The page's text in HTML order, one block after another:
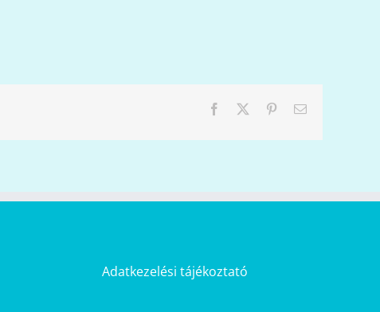
Facebook PinterestEmail:
Adatkezelési tájékoztató